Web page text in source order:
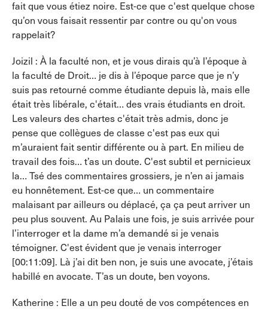
fait que vous étiez noire. Est-ce que c'est quelque chose
qu’on vous faisait ressentir par contre ou qu'on vous
rappelait?
Joizil : À la faculté non, et je vous dirais qu’à l’époque à
la faculté de Droit… je dis à l’époque parce que je n’y
suis pas retourné comme étudiante depuis là, mais elle
était très libérale, c'était… des vrais étudiants en droit.
Les valeurs des chartes c'était très admis, donc je
pense que collègues de classe c'est pas eux qui
m’auraient fait sentir différente ou à part. En milieu de
travail des fois… t’as un doute. C'est subtil et pernicieux
la… Tsé des commentaires grossiers, je n’en ai jamais
eu honnêtement. Est-ce que… un commentaire
malaisant par ailleurs ou déplacé, ça ça peut arriver un
peu plus souvent. Au Palais une fois, je suis arrivée pour
l’interroger et la dame m’a demandé si je venais
témoigner. C'est évident que je venais interroger
[00:11:09]. Là j’ai dit ben non, je suis une avocate, j’étais
habillé en avocate. T’as un doute, ben voyons.
Katherine : Elle a un peu douté de vos compétences en